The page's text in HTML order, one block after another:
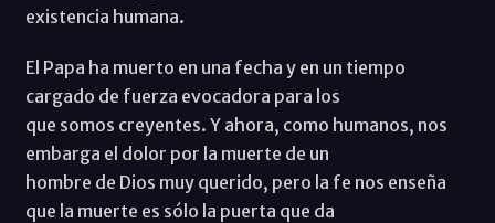
existencia humana.
El Papa ha muerto en una fecha y en un tiempo
cargado de fuerza evocadora para los
que somos creyentes. Y ahora, como humanos, nos
embarga el dolor por la muerte de un
hombre de Dios muy querido, pero la fe nos enseña
que la muerte es sólo la puerta que da